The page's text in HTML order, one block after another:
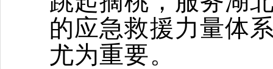
的应急救援力量体
尤为重要。